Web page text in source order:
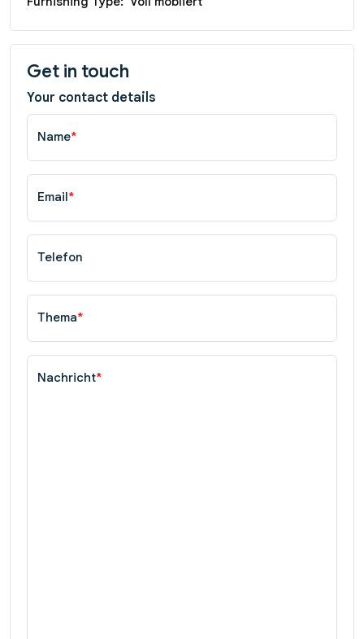
Get in touch
Your contact details
Name*
Email*
Telefon
Thema*
Nachricht*